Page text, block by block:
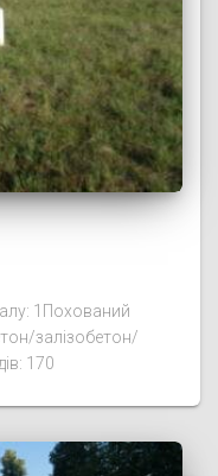
1Похований
залізобетон/
170